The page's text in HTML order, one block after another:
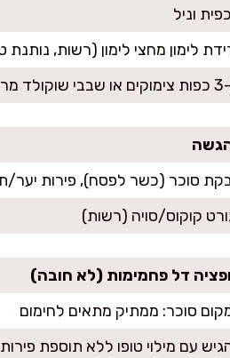
לימון מחצי לימון (רשות,
סוכר (כשר לפסח), פירות יער/
קוקוס/סויה (רשות)
דל פחמימות (לא חובה)
סוכר: ממתיק מתאים לחימום
עם מילוי טופו ללא תוספת